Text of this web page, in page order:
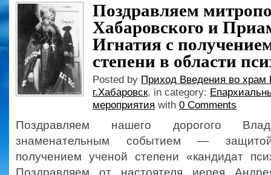
Поздравляем
Хабаровского и
Игнатия с
степени в области
Posted by Приход Введения во храм
г.Хабаровск, in category:
мероприятия with 0 Comments
Поздравляем нашего дорогого
знаменательным событием —
получением ученой степени «кандидат
Поздравляем от настоятеля иерея